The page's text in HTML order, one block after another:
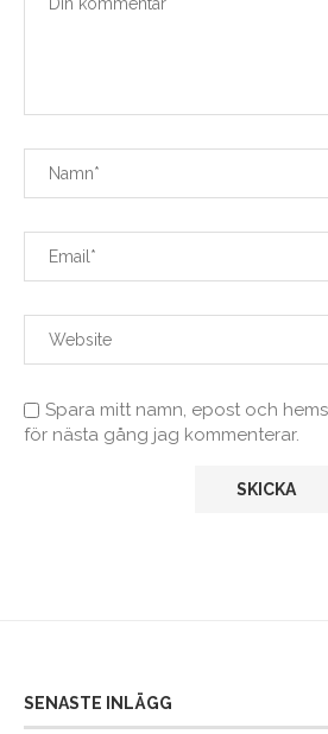
Spara mitt namn, epost och
för nästa gång jag kommenterar.
SENASTE INLÄGG